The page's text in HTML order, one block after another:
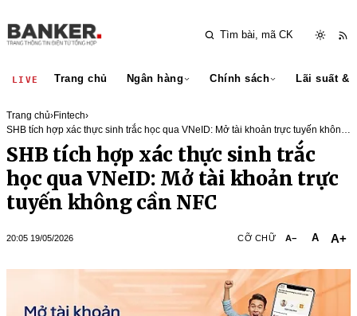
LIVE Trang chủ Ngân hàng Chính sách Lãi suất &
Trang chủ›Fintech›
SHB tích hợp xác thực sinh trắc học qua VNeID: Mở tài khoản trực tuyến không
SHB tích hợp xác thực sinh trắc
học qua VNeID: Mở tài khoản trực
tuyến không cần NFC
20:05 19/05/2026 CỠ CHỮ A− A A+